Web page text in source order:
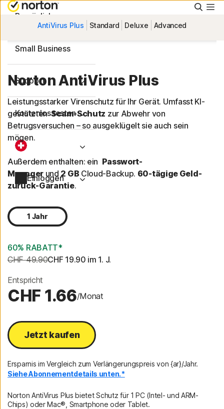
Persönlich
Small Business
Support
Kostenlos testen
Einloggen
AntiVirus Plus Standard Deluxe Advanced
Norton AntiVirus Plus
Leistungsstarker Virenschutz für Ihr Gerät. Umfasst KI-
gestütztenScam-Schutz zur Abwehr von
Betrugsversuchen – so ausgeklügelt sie auch sein
mögen.
Außerdem enthalten: ein Passwort-
Managerund 2 GB Cloud-Backup. 60-tägige Geld-
zurück-Garantie.
1 Jahr
60% RABATT*
CHF 49.90CHF 19.90 im 1. J.
Entspricht
CHF 1.66/Monat
Jetzt kaufen
Ersparnis im Vergleich zum Verlängerungspreis von {ar}/Jahr.
Siehe Abonnementdetails unten.*
Norton AntiVirus Plus bietet Schutz für 1 PC (Intel- und ARM-
Chips) oder Mac®, Smartphone oder Tablet.